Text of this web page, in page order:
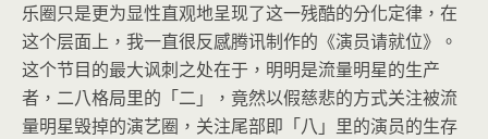
乐圈只是更为显性直观地呈现了这一残酷的分化定律，在
这个层面上，我一直很反感腾讯制作的《演员请就位》。
这个节目的最大讽刺之处在于，明明是流量明星的生产
者，二八格局里的「二」，竟然以假慈悲的方式关注被流
量明星毁掉的演艺圈，关注尾部即「八」里的演员的生存